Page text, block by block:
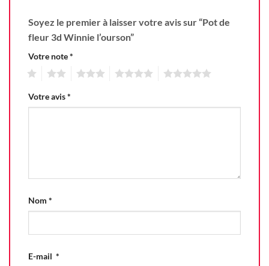
Soyez le premier à laisser votre avis sur “Pot de
fleur 3d Winnie l’ourson”
Votre note*
Votre avis*
Nom *
E-mail *